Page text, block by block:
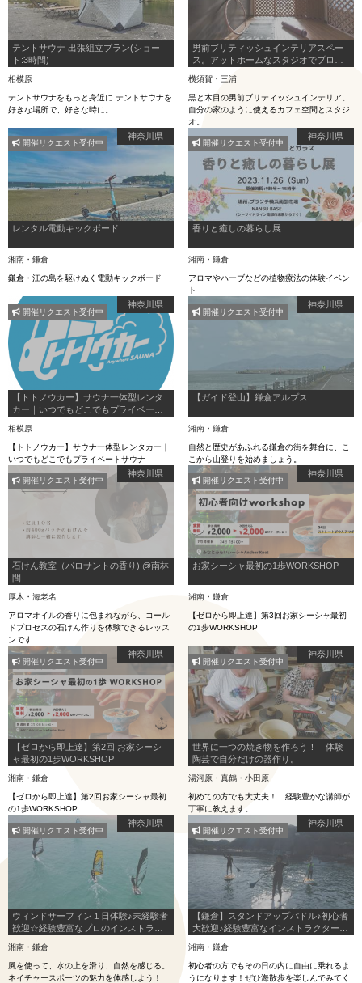
テントサウナ 出張組立プラン(ショー
ト:3時間)
相模原
テントサウナをもっと身近に テントサウナを
好きな場所で、好きな時に。
男前ブリティッシュインテリアスペー
ス。アットホームなスタジオでプロカ
横須賀・三浦
黒と木目の男前ブリティッシュインテリア。
自分の家のように使えるカフェ空間とスタジ
オ。
神奈川県
レンタル電動キックボード
湘南・鎌倉
鎌倉・江の島を駆けぬく電動キックボード
開催リクエスト受付中
神奈川県
香りと癒しの暮らし展
湘南・鎌倉
アロマやハーブなどの植物療法の体験イベン
ト
開催リクエスト受付中
神奈川県
【トトノウカー】サウナ一体型レンタ
カー｜いつでもどこでもプライベート
相模原
【トトノウカー】サウナ一体型レンタカー｜
いつでもどこでもプライベートサウナ
開催リクエスト受付中
神奈川県
【ガイド登山】鎌倉アルプス
湘南・鎌倉
自然と歴史があふれる鎌倉の街を舞台に、こ
こから山登りを始めましょう。
開催リクエスト受付中
神奈川県
石けん教室（パロサントの香り) @南林
間
厚木・海老名
アロマオイルの香りに包まれながら、コール
ドプロセスの石けん作りを体験できるレッス
ンです
開催リクエスト受付中
神奈川県
お家シーシャ最初の1歩WORKSHOP
湘南・鎌倉
【ゼロから即上達】第3回お家シーシャ最初
の1歩WORKSHOP
開催リクエスト受付中
神奈川県
【ゼロから即上達】第2回 お家シーシ
ャ最初の1歩WORKSHOP
湘南・鎌倉
【ゼロから即上達】第2回お家シーシャ最初
の1歩WORKSHOP
開催リクエスト受付中
神奈川県
世界に一つの焼き物を作ろう！ 体験
陶芸で自分だけの器作り。
湯河原・真鶴・小田原
初めての方でも大丈夫！ 経験豊かな講師が
丁寧に教えます。
開催リクエスト受付中
神奈川県
ウィンドサーフィン１日体験♪未経験者
歓迎☆経験豊富なプロのインストラク
湘南・鎌倉
風を使って、水の上を滑り、自然を感じる。
ネイチャースポーツの魅力を体感しよう！
開催リクエスト受付中
神奈川県
【鎌倉】スタンドアップパドル♪初心者
大歓迎♪経験豊富なインストラクターが
湘南・鎌倉
初心者の方でもその日の内に自由に乗れるよ
うになります！ぜひ海散歩を楽しんでみてく
開催リクエスト受付中